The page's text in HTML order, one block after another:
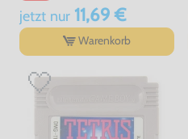
jetzt nur11,69 €
Warenkorb